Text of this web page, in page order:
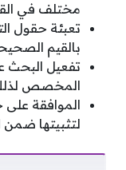
مختلف في
تعبئة حقول
بالقيم
تفعيل البحث
المخصص
الموافقة على
لتثبيتها ضمن